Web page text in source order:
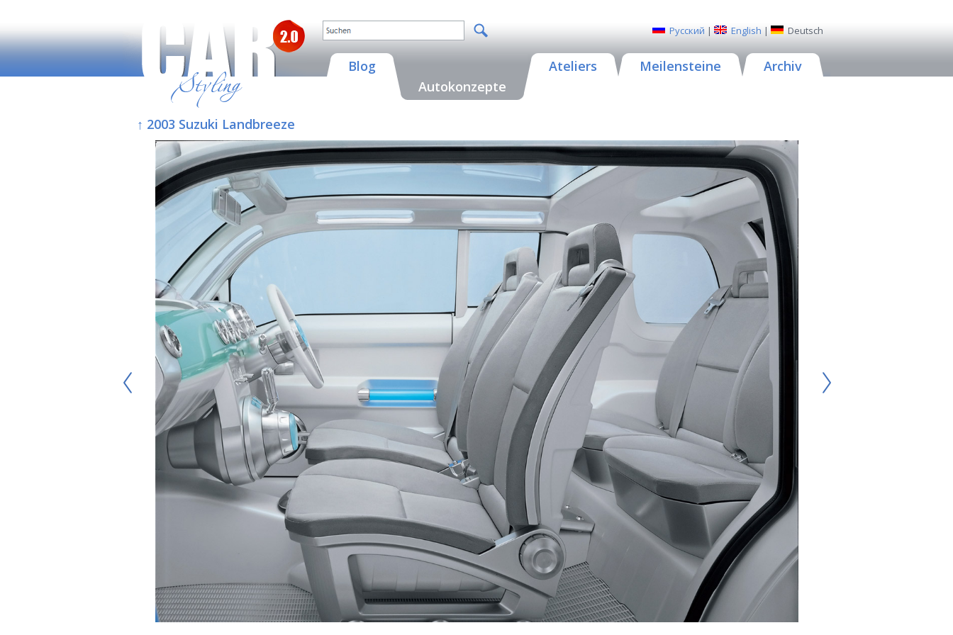
Русский | English | Deutsch
Blog
Autokonzepte
Ateliers Meilensteine Archiv
↑ 2003 Suzuki Landbreeze